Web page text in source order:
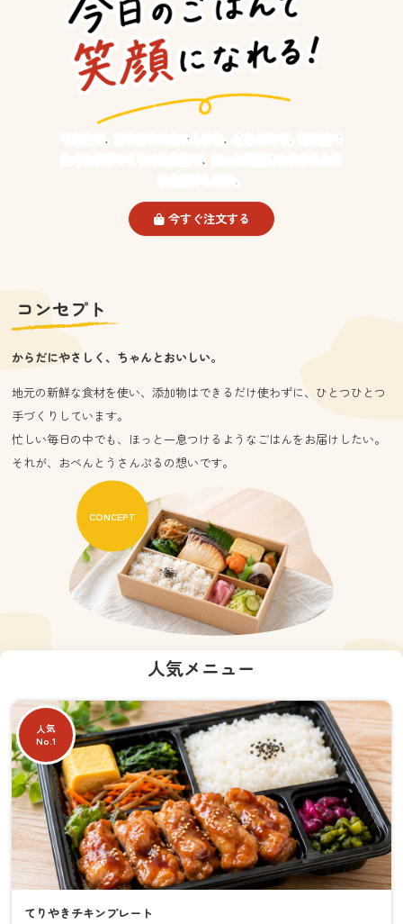
できたて、あつあつのおいしさを、心をこめて。毎日食べ
たくなる手づくりのお弁当で、ほっと笑顔になるひととき
をお届けします。
今すぐ注文する
コンセプト
からだにやさしく、ちゃんとおいしい。
地元の新鮮な食材を使い、添加物はできるだけ使わずに、ひとつひとつ
手づくりしています。
忙しい毎日の中でも、ほっと一息つけるようなごはんをお届けしたい。
それが、おべんとうさんぷるの想いです。
CONCEPT
人気メニュー
てりやきチキンプレート
人気
No.1